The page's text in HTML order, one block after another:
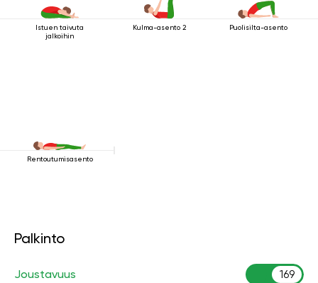
Istuen taivuta
jalkoihin
Kulma-asento 2 Puolisilta-asento
Rentoutumisasento
Palkinto
Joustavuus 169